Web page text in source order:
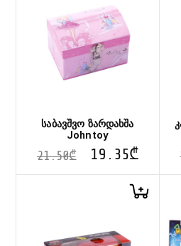
საბავშვო ზარდახშა
Johntoy
21.50₾ 19.35₾